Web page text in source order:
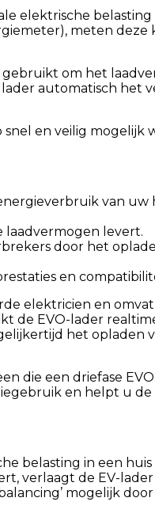
elektrische
meten
om het
automatisch het
en veilig
van uw
laadvermogen levert.
door het
en
elektricien en
de EVO-lader
het opladen
die een driefase
en helpt u
belasting in een
verlaagt de EV-
mogelijk